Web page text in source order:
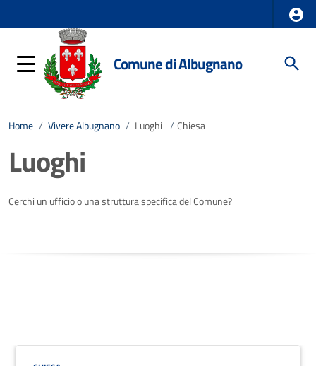
Comune di Albugnano
Home / Vivere Albugnano / Luoghi / Chiesa
Luoghi
Cerchi un ufficio o una struttura specifica del Comune?